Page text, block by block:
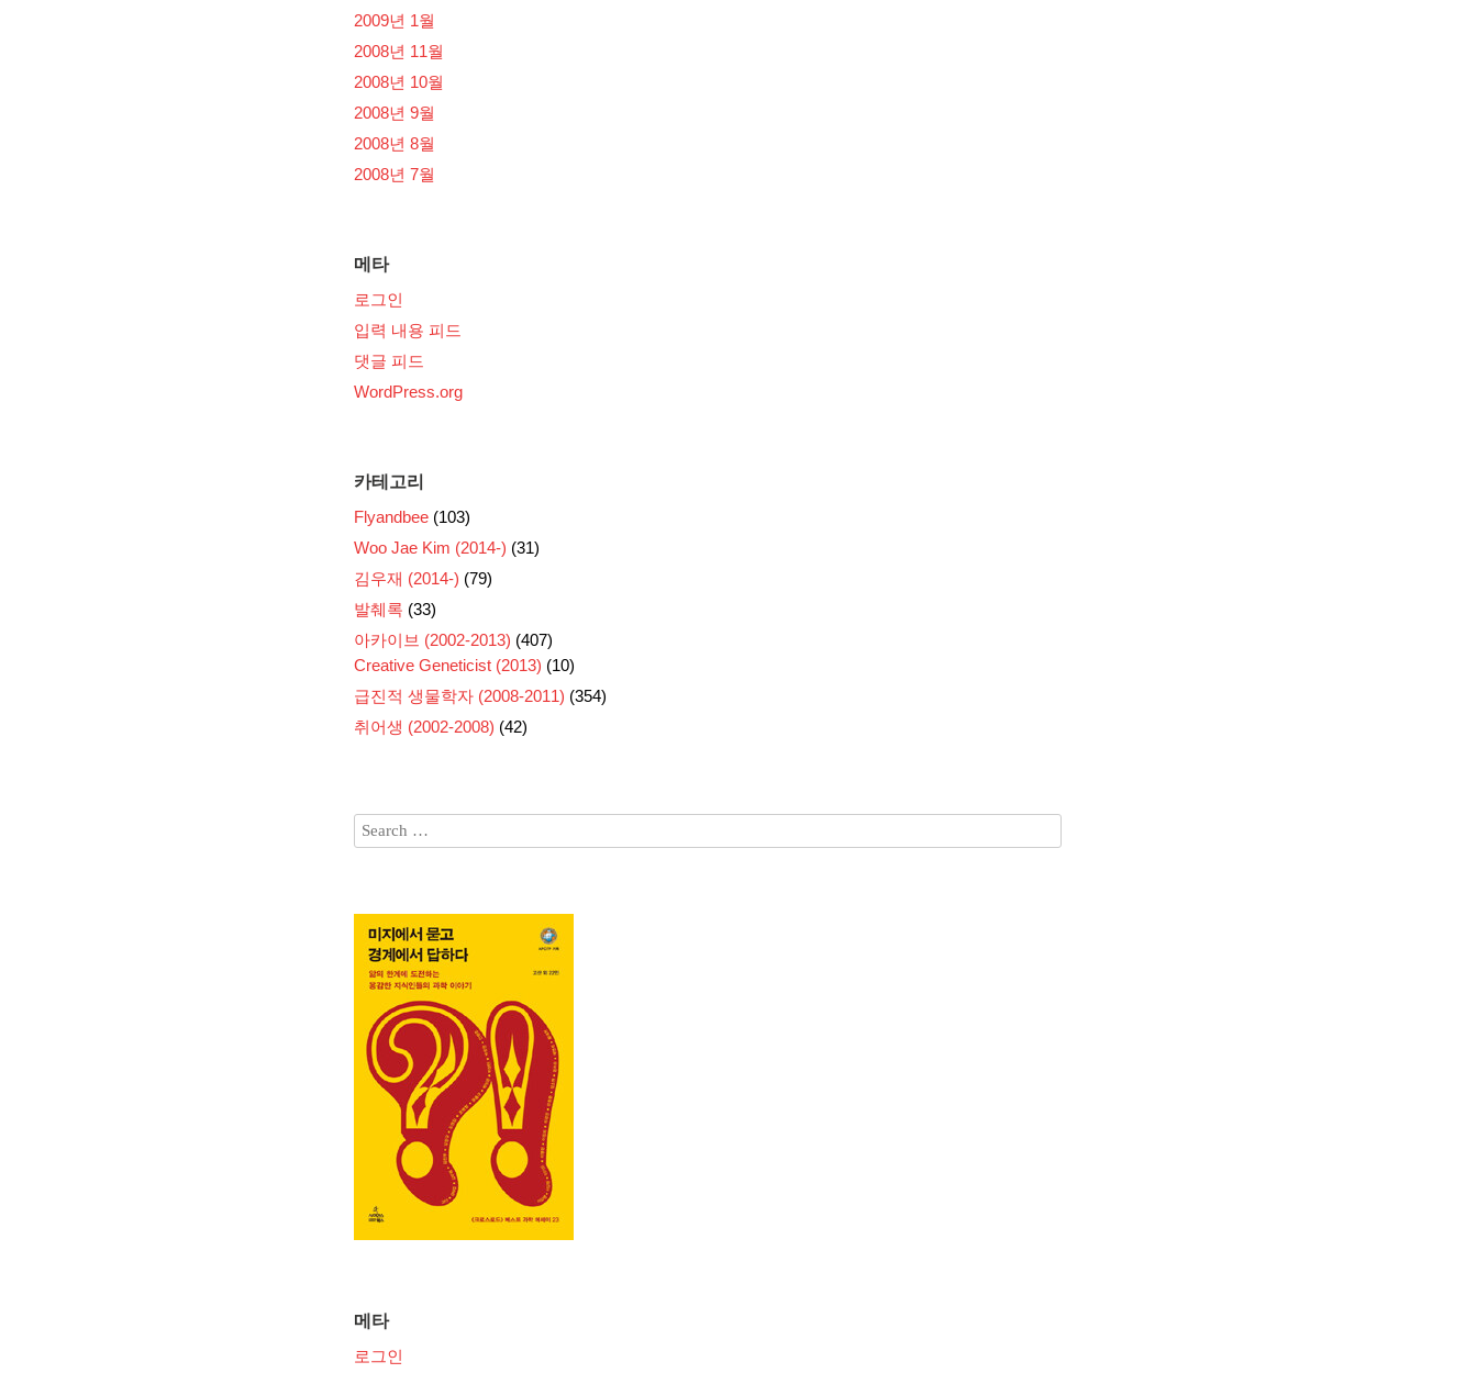
2009년 1월
2008년 11월
2008년 10월
2008년 9월
2008년 8월
2008년 7월
메타
로그인
입력 내용 피드
댓글 피드
WordPress.org
카테고리
Flyandbee (103)
Woo Jae Kim (2014-) (31)
김우재 (2014-) (79)
발췌록 (33)
아카이브 (2002-2013) (407)
Creative Geneticist (2013) (10)
급진적 생물학자 (2008-2011) (354)
취어생 (2002-2008) (42)
메타
로그인